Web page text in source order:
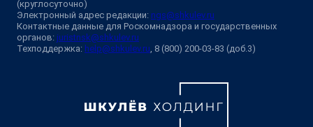
(круглосуточно)
Электронный адрес редакции: ngs@shkulev.ru
Контактные данные для Роскомнадзора и государственных
органов: juristnsk@shkulev.ru
Техподдержка: help@shkulev.ru, 8 (800) 200-03-83 (доб.3)